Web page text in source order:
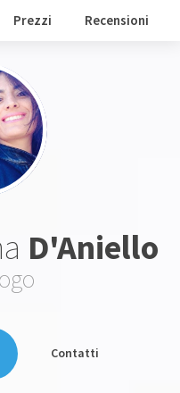
Prezzi Recensioni
D'Aniello
Contatti